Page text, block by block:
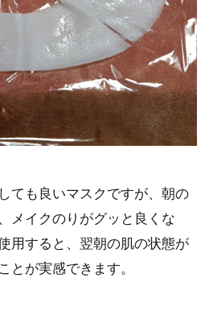
ても良いマスクですが、朝の
メイクのりがグッと良くな
用すると、翌朝の肌の状態が
とが実感できます。